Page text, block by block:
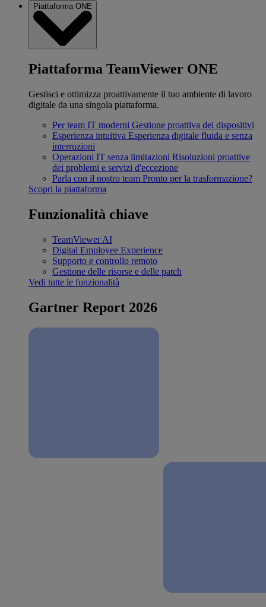
Piattaforma ONE
Piattaforma TeamViewer ONE
Gestisci e ottimizza proattivamente il tuo ambiente di lavoro
digitale da una singola piattaforma.
Per team IT moderni Gestione proattiva dei dispositivi
Esperienza intuitiva Esperienza digitale fluida e senza
interruzioni
Operazioni IT senza limitazioni Risoluzioni proattive
dei problemi e servizi d'eccezione
Parla con il nostro team Pronto per la trasformazione?
Scopri la piattaforma
Funzionalità chiave
TeamViewer AI
Digital Employee Experience
Supporto e controllo remoto
Gestione delle risorse e delle patch
Vedi tutte le funzionalità
Gartner Report 2026